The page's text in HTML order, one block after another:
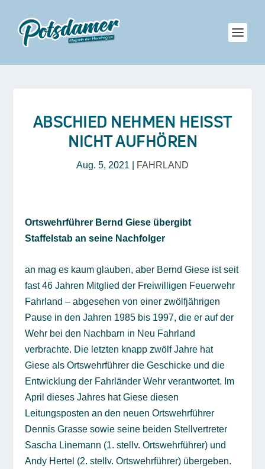
ABSCHIED NEHMEN HEISST N
ICHT AUFHÖREN
Aug. 5, 2021 FAHRLAND
Ortswehrführer Bernd Giese übergibt
Staffelstab an seine Nachfolger
an mag es kaum glauben, aber Bernd Giese ist seit
fast 46 Jahren Mitglied der Freiwilligen Feuerwehr
Fahrland – abgesehen von einer zwölfjährigen
Pause in den Jahren 1985 bis 1997, die er auf der
Wehr bei den Nachbarn in Neu Fahrland
verbrachte. Die letzten knapp zwölf Jahre hat
Giese als Ortswehrführer die Geschicke und die
Entwicklung der Fahrländer Wehr verantwortet. Im
April dieses Jahres hat Giese diesen
Leitungsposten an den neuen Ortswehrführer
Dennis Grasse sowie seine beiden Stellvertreter
Sascha Linemann (1. stellv. Ortswehrführer) und
Andy Hertel (2. stellv. Ortswehrführer) übergeben.